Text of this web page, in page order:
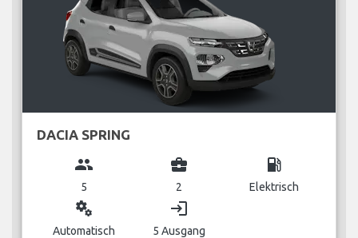
DACIA SPRING
group
5
business_center
2
local_gas_station
Elektrisch
miscellaneous_services
Automatisch
login
5 Ausgang